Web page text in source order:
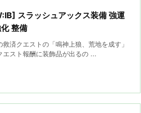
スラッシュアックス装備 強運
整備
救済クエストの「鳴神上狼、荒地を成す」
エスト報酬に装飾品が出るの ...